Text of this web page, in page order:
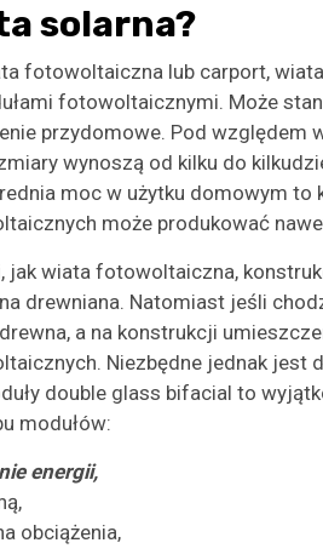
solarna?
fotowoltaiczna lub carport,
fotowoltaicznymi. Może
przydomowe. Pod względem
wynoszą od kilku do
moc w użytku domowym to
może produkować
jak wiata fotowoltaiczna,
drewniana. Natomiast jeśli
a na konstrukcji
Niezbędne jednak
double glass bifacial to
modułów:
energii,
obciążenia,